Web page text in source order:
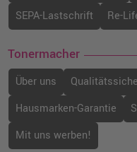
62,99 €
SEPA-Lastschrift
Re-
Tonermacher
Über uns
Hausmarken-Garantie
Mit uns werben!